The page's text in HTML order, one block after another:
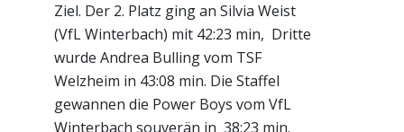
Ziel. Der 2. Platz ging an Silvia Weist
(VfL Winterbach) mit 42:23 min, Dritte
wurde Andrea Bulling vom TSF
Welzheim in 43:08 min. Die Staffel
gewannen die Power Boys vom VfL
Winterbach souverän in 38:23 min.